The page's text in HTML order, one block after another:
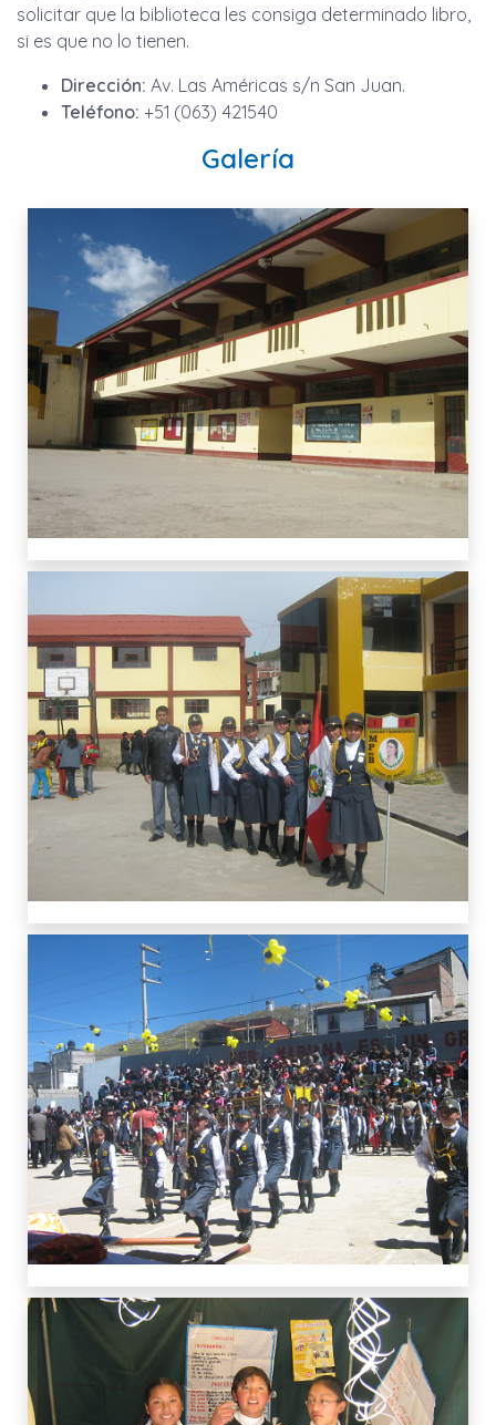
solicitar que la biblioteca les consiga determinado libro,
si es que no lo tienen.
Dirección: Av. Las Américas s/n San Juan.
Teléfono: +51 (063) 421540
Galería